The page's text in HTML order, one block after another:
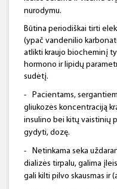
nurodymu.
Būtina periodiškai tirti
(ypač vandenilio
atlikti kraujo biocheminį
hormono ir lipidų
sudėtį.
-
Pacientams,
gliukozės koncentraciją
insulino bei kitų vaistinių
gydyti, dozę.
-
Netinkama seka
dializės tirpalu, galima
gali kilti pilvo skausmas ir